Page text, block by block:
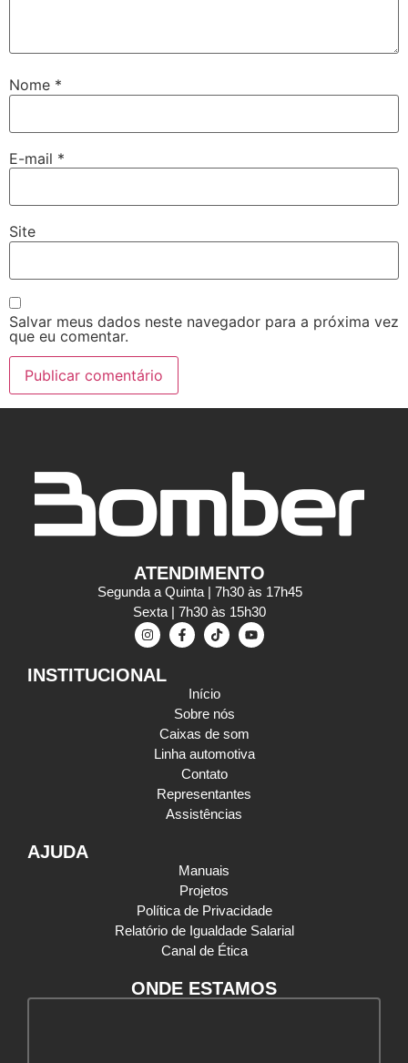
Nome *
E-mail *
Site
Salvar meus dados neste navegador para a próxima vez
que eu comentar.
ATENDIMENTO
Segunda a Quinta | 7h30 às 17h45
Sexta | 7h30 às 15h30
INSTITUCIONAL
Início
Sobre nós
Caixas de som
Linha automotiva
Contato
Representantes
Assistências
AJUDA
Manuais
Projetos
Política de Privacidade
Relatório de Igualdade Salarial
Canal de Ética
ONDE ESTAMOS